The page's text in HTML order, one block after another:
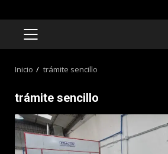
MENÚ
Inicio trámite sencillo
trámite sencillo